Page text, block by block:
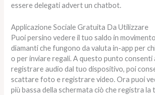
essere delegati advert un chatbot.
Applicazione Sociale Gratuita Da Utilizzare
Puoi persino vedere il tuo saldo in
diamanti che fungono da valuta in-app per
o per inviare regali. A questo punto consenti
registrare audio dal tuo dispositivo, poi
scattare foto e registrare video. Ora puoi
più bassa della schermata ciò che registra